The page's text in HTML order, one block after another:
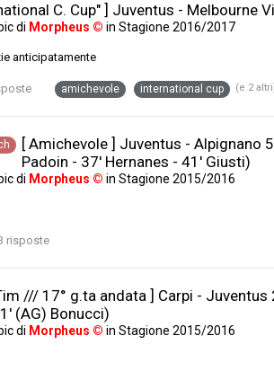
C. Cup" ] Juventus - Melbourne
di Morpheus © in Stagione 2016/2017
anticipatamente
amichevole international cup (e 2
[ Amichevole ] Juventus - Alpignano
Padoin - 37' Hernanes - 41' Giusti)
di Morpheus © in Stagione 2015/2016
risposte
/// 17° g.ta andata ] Carpi -
(AG) Bonucci)
di Morpheus © in Stagione 2015/2016